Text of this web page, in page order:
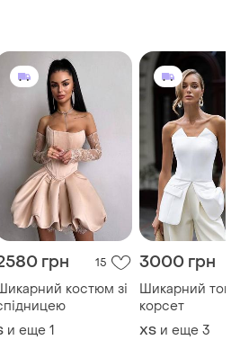
грн 15
костюм зі
и еще 1
3000 грн
Шикарний топ-
корсет
ХS и еще 3